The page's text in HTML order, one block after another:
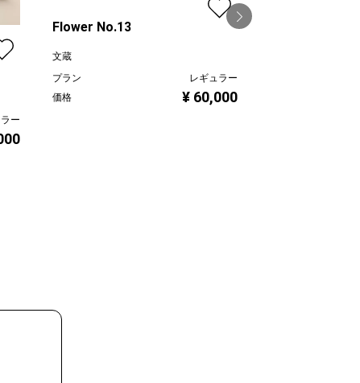
ー
Flower No.13
文蔵
プラン
レギュラー
価格
¥ 60,000